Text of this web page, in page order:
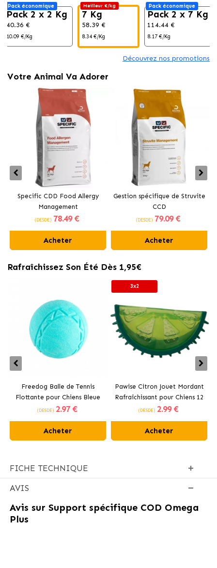
Pack économique
Pack 2 x 2 Kg
40.36 €
10.09 €/Kg
Meilleur €/kg
7 Kg
58.39 €
8.34 €/Kg
Pack économique
Pack 2 x 7 Kg
114.44 €
8.17 €/Kg
Découvrez nos promotions
Votre Animal Va Adorer
Specific CDD Food Allergy
Management
(DESDE) 78.49 €
Acheter
Gestion spécifique de Struvite
CCD
(DESDE) 79.09 €
Acheter
Rafraîchissez Son Été Dès 1,95€
Freedog Balle de Tennis
Flottante pour Chiens Bleue
(DESDE) 2.97 €
Acheter
3x2
Pawise Citron Jouet Mordant
Rafraîchissant pour Chiens 12
cm
(DESDE) 2.99 €
Acheter
FICHE TECHNIQUE
AVIS
Avis sur Support spécifique COD Omega
Plus